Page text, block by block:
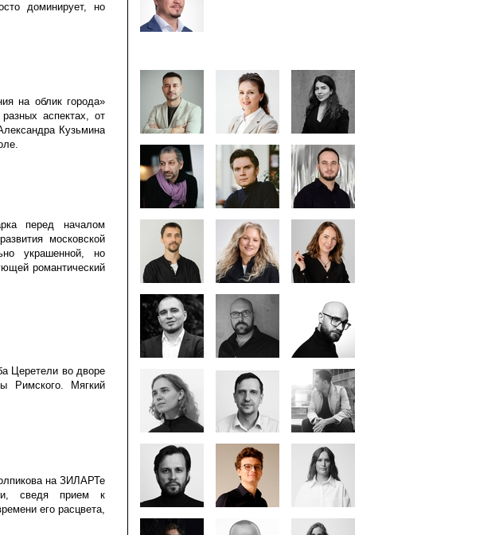
доминирует, но
на облик города»
аспектах, от
Кузьмина
перед началом
московской
украшенной, но
романтический
Церетели во дворе
Римского. Мягкий
на ЗИЛАРТе
сведя прием к
его расцвета,